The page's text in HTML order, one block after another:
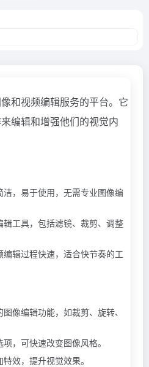
和视频编辑服务的平台。它
编辑和增强他们的视觉内
洁，易于使用，无需专业图像编
辑工具，包括滤镜、裁剪、调整
编辑过程快速，适合快节奏的工
像编辑功能，如裁剪、旋转、
，可快速改变图像风格。
效，提升视觉效果。